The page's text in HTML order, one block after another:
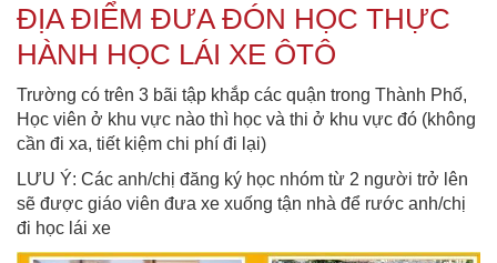
ĐỊA ĐIỂM ĐƯA ĐÓN HỌC THỰC
HÀNH HỌC LÁI XE ÔTÔ
Trường có trên 3 bãi tập khắp các quận trong Thành Phố,
Học viên ở khu vực nào thì học và thi ở khu vực đó (không
cần đi xa, tiết kiệm chi phí đi lại)
LƯU Ý: Các anh/chị đăng ký học nhóm từ 2 người trở lên
sẽ được giáo viên đưa xe xuống tận nhà để rước anh/chị
đi học lái xe